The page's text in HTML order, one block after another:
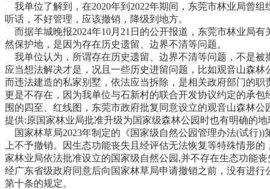
我单位了解到，在2020年到2022年期间，东莞市林业局曾
听话，不好管理，应该撤销，降级到地方。
而据羊城晚报2024年10月21日的公开报道，东莞市林业局
然保护地，是因为存在历史遗留、边界不清等问题。
我单位认为，所谓存在历史遗留、边界不清等问题，不是
应当想法解决才是，况且一些历史进留问题，比如观音山森
而违法建造的私家别墅，依法应当拆除，是相关政府部门的
更是不存在，因为我单位与石新村的联合开发协议约定的承
围的四至、红线图，东莞市政府批复同意设立的观音山森林
提供:原国家林业局批准升级为国家级森林公园时也有明确的
国家林草局2023年制定的《国家级自然公园管理办法(试行
上不予撤销。因生态功能丧失且经评估无法恢复等特殊情形
家林业局依法批准设立的国家级自然公园,并不存在生态功能
经广东省级政府同意后向国家林草局申请撤销之前，没有进
第十条的规定。